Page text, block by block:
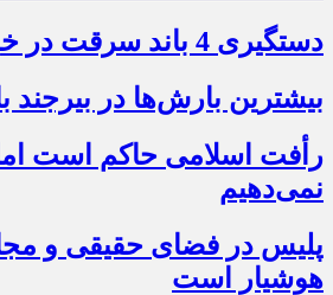
دستگیری 4 باند سرقت در خراسان جنوبی
بیشترین بارش‌ها در بیرجند با ۱۵
رأفت اسلامی حاکم است اما
نمی‌دهیم
پلیس در فضای حقیقی و
هوشیار است